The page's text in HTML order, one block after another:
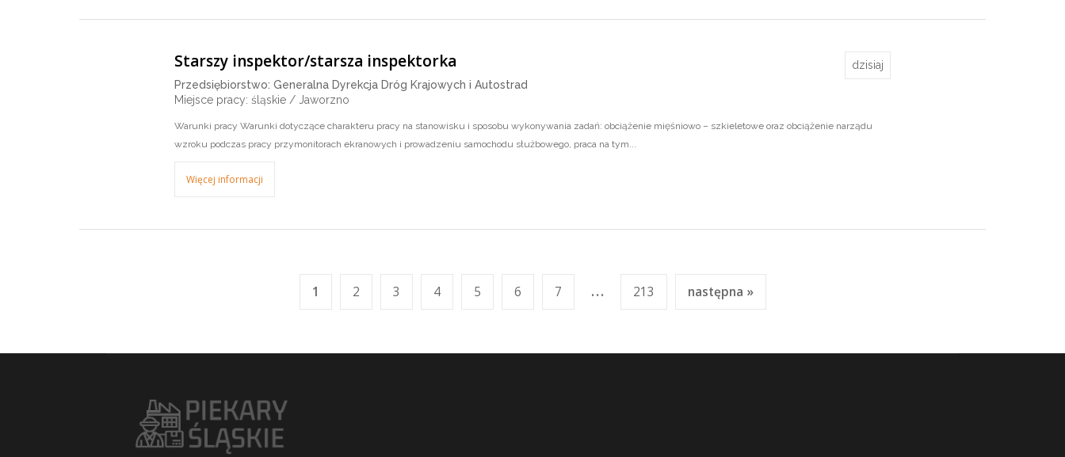
Starszy inspektor/starsza inspektorka
Przedsiębiorstwo: Generalna Dyrekcja Dróg Krajowych i Autostrad
Miejsce pracy: śląskie / Jaworzno
dzisiaj
Warunki pracy Warunki dotyczące charakteru pracy na stanowisku i sposobu wykonywania zadań: obciążenie mięśniowo – szkieletowe oraz obciążenie narządu
wzroku podczas pracy przymonitorach ekranowych i prowadzeniu samochodu służbowego, praca na tym...
Więcej informacji
1 2 3 4 5 6 7 ... 213 następna »